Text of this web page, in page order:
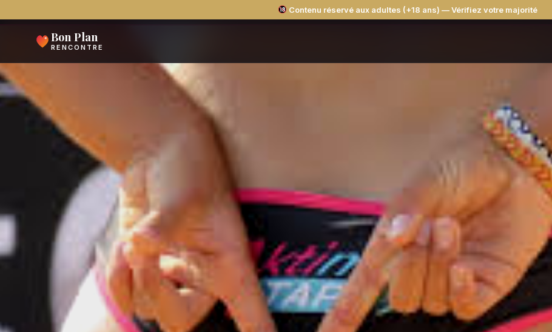
Sites testés avec de vrais profils · Vérification photo · Aucune mention sur relevé
Contenu réservé aux adultes (+18 ans) — Vérifiez votre majorité
Bon Plan
RENCONTRE
contenu